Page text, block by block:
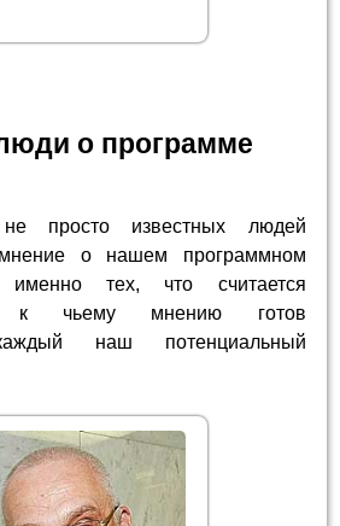
о программе
просто известных людей
о нашем программном
именно тех, что считается
к чьему мнению готов
наш потенциальный